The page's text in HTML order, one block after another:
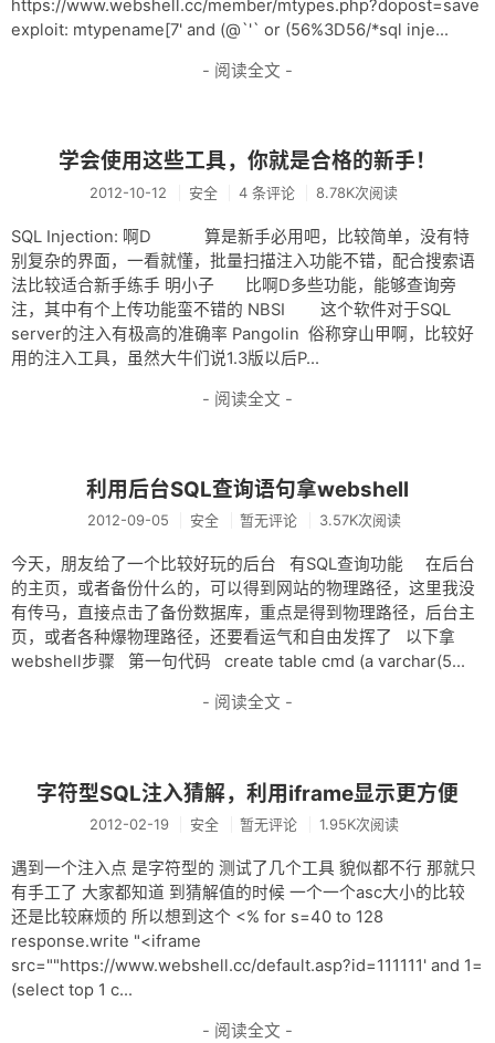
https://www.webshell.cc/member/mtypes.php?dopost=save
exploit: mtypename[7' and (@`'` or (56%3D56/*sql inje...
- 阅读全文 -
学会使用这些工具，你就是合格的新手！
2012-10-12 安全 4 条评论 8.78K次阅读
SQL Injection: 啊D 算是新手必用吧，比较简单，没有特
别复杂的界面，一看就懂，批量扫描注入功能不错，配合搜索语
法比较适合新手练手 明小子 比啊D多些功能，能够查询旁
注，其中有个上传功能蛮不错的 NBSI 这个软件对于SQL
server的注入有极高的准确率 Pangolin 俗称穿山甲啊，比较好
用的注入工具，虽然大牛们说1.3版以后P...
- 阅读全文 -
利用后台SQL查询语句拿webshell
2012-09-05 安全 暂无评论 3.57K次阅读
今天，朋友给了一个比较好玩的后台 有SQL查询功能 在后台
的主页，或者备份什么的，可以得到网站的物理路径，这里我没
有传马，直接点击了备份数据库，重点是得到物理路径，后台主
页，或者各种爆物理路径，还要看运气和自由发挥了 以下拿
webshell步骤 第一句代码 create table cmd (a varchar(5...
- 阅读全文 -
字符型SQL注入猜解，利用iframe显示更方便
2012-02-19 安全 暂无评论 1.95K次阅读
遇到一个注入点 是字符型的 测试了几个工具 貌似都不行 那就只
有手工了 大家都知道 到猜解值的时候 一个一个asc大小的比较
还是比较麻烦的 所以想到这个 <% for s=40 to 128
response.write "<iframe
src=""https://www.webshell.cc/default.asp?id=111111' and 1=
(select top 1 c...
- 阅读全文 -